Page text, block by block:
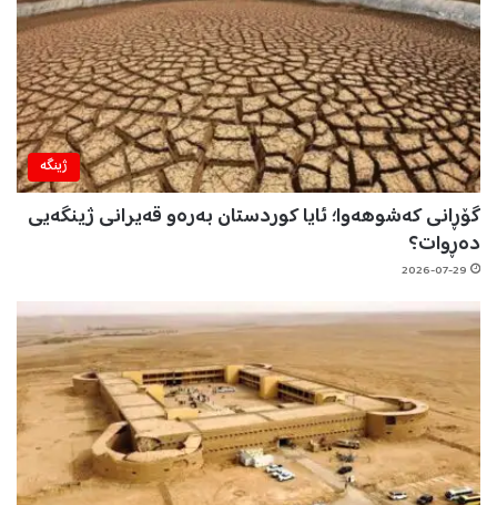
ژینگه‌
گۆڕانی کەشوهەوا؛ ئایا کوردستان بەرەو قەیرانی ژینگەیی
دەڕوات؟
2026-07-29